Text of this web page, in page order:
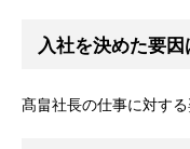
入社を決めた要因
髙畠社長の仕事に対す